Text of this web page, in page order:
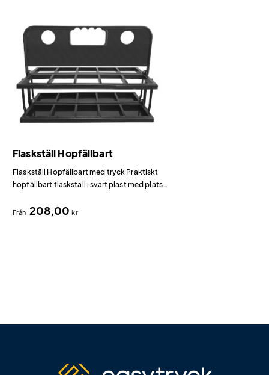
Flaskställ Hopfällbart
Flaskställ Hopfällbart med tryck Praktiskt
hopfällbart flaskställ i svart plast med plats
Från 208,00kr